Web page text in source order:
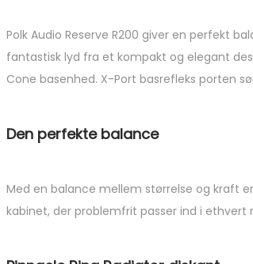
Polk Audio Reserve R200 giver en perfekt
fantastisk lyd fra et kompakt og elegant
Cone basenhed. X-Port basrefleks porten
Den perfekte balance
Med en balance mellem størrelse og kraft
kabinet, der problemfrit passer ind i ethvert